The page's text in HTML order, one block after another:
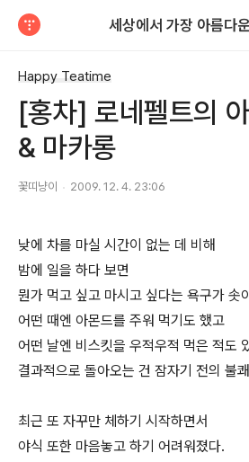
세상에서 가장 아름다
Happy Teatime
[홍차] 로네펠트의
& 마카롱
꽃띠냥이 2009. 12. 4. 23:06
낮에 차를 마실 시간이 없는 데 비해
밤에 일을 하다 보면
뭔가 먹고 싶고 마시고 싶다는 욕구가 솟
어떤 때엔 아몬드를 주워 먹기도 했고
어떤 날엔 비스킷을 우적우적 먹은 적도
결과적으로 돌아오는 건 잠자기 전의 불
최근 또 자꾸만 체하기 시작하면서
야식 또한 마음놓고 하기 어려워졌다.